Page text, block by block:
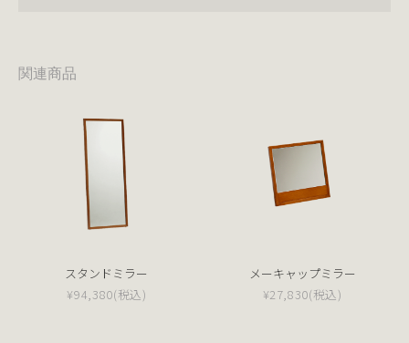
関連商品
スタンドミラー
¥94,380(税込)
メーキャップミラー
¥27,830(税込)